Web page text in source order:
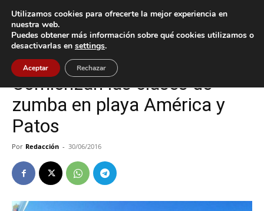
Inicio Cultura / Ocio
Cultura / Ocio Nigrán
Comienzan las clases de
zumba en playa América y
Patos
Por Redacción - 30/06/2016
Utilizamos cookies para ofrecerte la mejor experiencia en
nuestra web.
Puedes obtener más información sobre qué cookies utilizamos o
desactivarlas en settings.
Aceptar Rechazar